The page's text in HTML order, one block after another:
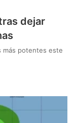
dejar
más potentes este